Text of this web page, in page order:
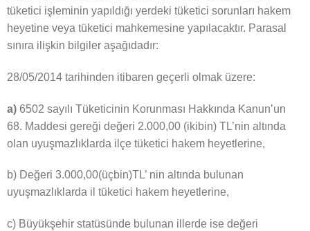
tüketici işleminin yapıldığı yerdeki tüketici sorunları hakem
heyetine veya tüketici mahkemesine yapılacaktır. Parasal
sınıra ilişkin bilgiler aşağıdadır:
28/05/2014 tarihinden itibaren geçerli olmak üzere:
a) 6502 sayılı Tüketicinin Korunması Hakkında Kanun’un
68. Maddesi gereği değeri 2.000,00 (ikibin) TL’nin altında
olan uyuşmazlıklarda ilçe tüketici hakem heyetlerine,
b) Değeri 3.000,00(üçbin)TL’ nin altında bulunan
uyuşmazlıklarda il tüketici hakem heyetlerine,
c) Büyükşehir statüsünde bulunan illerde ise değeri